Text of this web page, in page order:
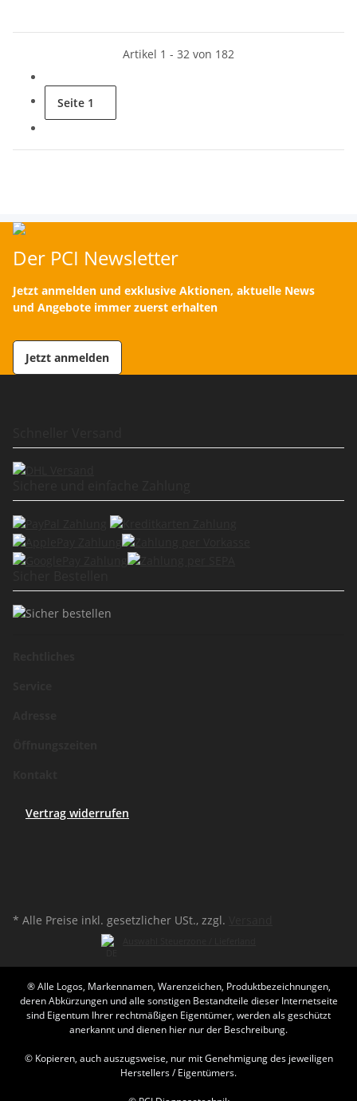
Artikel 1 - 32 von 182
Seite 1
Der PCI Newsletter
Jetzt anmelden und exklusive Aktionen, aktuelle News
und Angebote immer zuerst erhalten
Jetzt anmelden
Vertrag widerrufen
* Alle Preise inkl. gesetzlicher USt., zzgl.
® Alle Logos, Markennamen, Warenzeichen, Produktbezeichnungen,
deren Abkürzungen und alle sonstigen Bestandteile dieser Internetseite
sind Eigentum Ihrer rechtmäßigen Eigentümer, werden als geschützt
anerkannt und dienen hier nur der Beschreibung.
© Kopieren, auch auszugsweise, nur mit Genehmigung des jeweiligen
Herstellers / Eigentümers.